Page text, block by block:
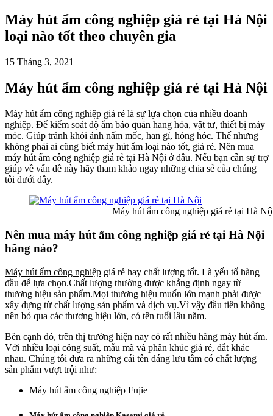
Máy hút ẩm công nghiệp giá rẻ tại Hà Nội
loại nào tốt theo chuyên gia
15 Tháng 3, 2021
Máy hút ẩm công nghiệp giá rẻ tại Hà Nội
Máy hút ẩm công nghiệp giá rẻ là sự lựa chọn của nhiều doanh
nghiệp. Để kiểm soát độ ẩm bảo quản hang hóa, vật tư, thiết bị máy
móc. Giúp tránh khỏi ảnh nấm mốc, han gỉ, hỏng hóc. Thế nhưng
không phải ai cũng biết máy hút ẩm loại nào tốt, giá rẻ. Nên mua
máy hút ẩm công nghiệp giá rẻ tại Hà Nội ở đâu. Nếu bạn cần sự trợ
giúp về vấn đề này hãy tham khảo ngay những chia sẻ của chúng
tôi dưới đây.
Máy hút ẩm công nghiệp giá rẻ tại Hà
Nên mua máy hút ẩm công nghiệp giá rẻ tại Hà Nội
hãng nào?
Máy hút ẩm công nghiệp giá rẻ hay chất lượng tốt. Là yếu tố hàng
đầu để lựa chọn.Chất lượng thường được khẳng định ngay từ
thương hiệu sản phẩm.Mọi thương hiệu muốn lớn mạnh phải được
xây dựng từ chất lượng sản phẩm và dịch vụ.Vì vậy đầu tiên không
nên bỏ qua các thương hiệu lớn, có tên tuổi lâu năm.
Bên cạnh đó, trên thị trường hiện nay có rất nhiều hãng máy hút ẩm.
Với nhiều loại công suất, mẫu mã và phân khúc giá rẻ, đắt khác
nhau. Chúng tôi đưa ra những cái tên đáng lưu tâm có chất lượng
sản phẩm vượt trội như:
Máy hút ẩm công nghiệp Fujie